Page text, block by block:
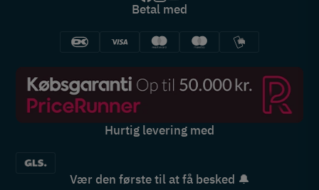
Betal med
Hurtig levering med
Vær den første til at få besked 🔔